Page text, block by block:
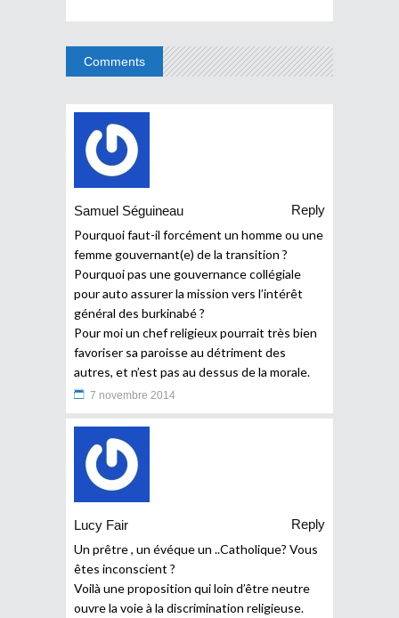
Comments
Samuel Séguineau
Reply
Pourquoi faut-il forcément un homme ou une
femme gouvernant(e) de la transition ?
Pourquoi pas une gouvernance collégiale
pour auto assurer la mission vers l’intérêt
général des burkinabé ?
Pour moi un chef religieux pourrait très bien
favoriser sa paroisse au détriment des
autres, et n’est pas au dessus de la morale.
7 novembre 2014
Lucy Fair
Reply
Un prêtre , un évéque un ..Catholique? Vous
êtes inconscient ?
Voilà une proposition qui loin d’être neutre
ouvre la voie à la discrimination religieuse.